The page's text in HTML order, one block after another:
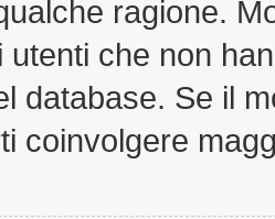
ragione.
utenti che non
database. Se il
coinvolgere